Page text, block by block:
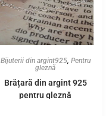
Bijuterii din argint925, Pentru
gleznă
Brățară din argint 925
pentru gleznă